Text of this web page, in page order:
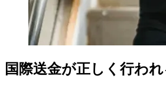
国際送金が正しく行われ